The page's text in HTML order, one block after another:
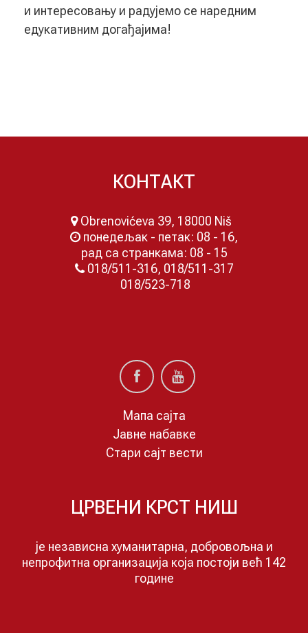
и интересовању и радујемо се наредним
едукативним догађајима!
КОНТАКТ
Obrenovićeva 39, 18000 Niš
понедељак - петак: 08 - 16,
рад са странкама: 08 - 15
018/511-316, 018/511-317
018/523-718
Мапа сајта
Јавне набавке
Стари сајт вести
ЦРВЕНИ КРСТ НИШ
је независна хуманитарна, добровољна и
непрофитна организација која постоји већ 142
годинe